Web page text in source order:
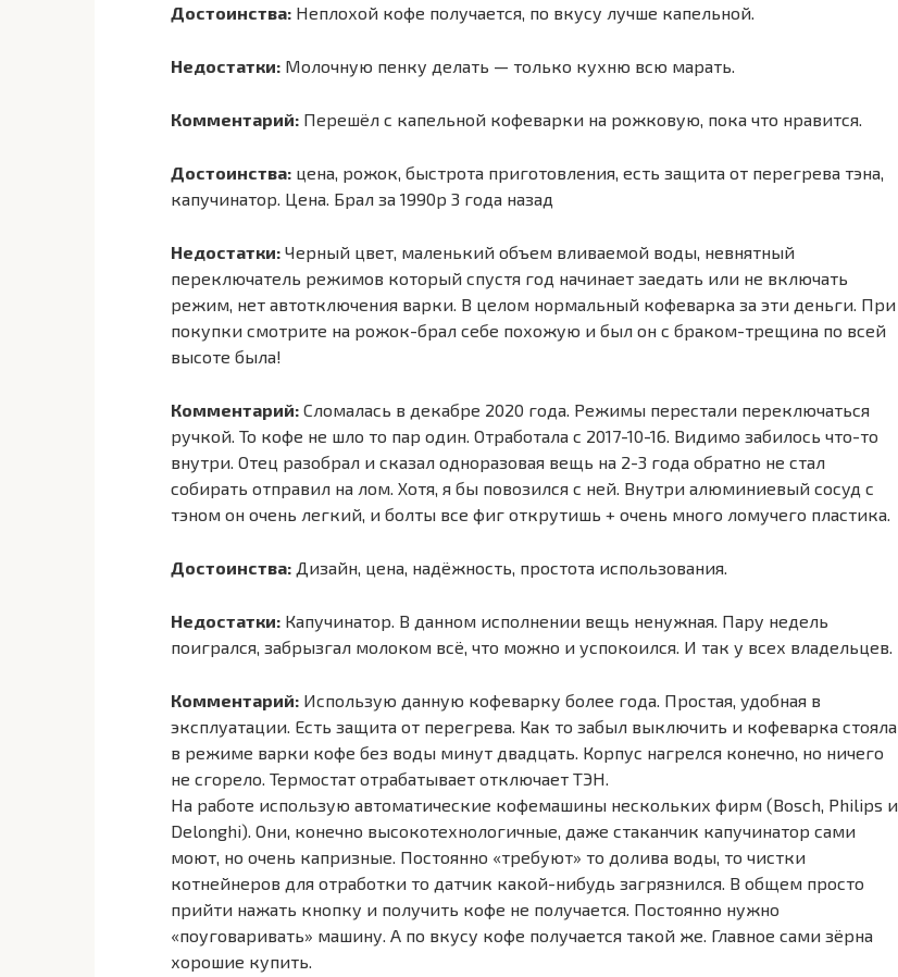
Достоинства: Неплохой кофе получается, по вкусу лучше капельной.
Недостатки: Молочную пенку делать — только кухню всю марать.
Комментарий: Перешёл с капельной кофеварки на рожковую, пока что нравится.
Достоинства: цена, рожок, быстрота приготовления, есть защита от перегрева тэна,
капучинатор. Цена. Брал за 1990р 3 года назад
Недостатки: Черный цвет, маленький объем вливаемой воды, невнятный
переключатель режимов который спустя год начинает заедать или не включать
режим, нет автотключения варки. В целом нормальный кофеварка за эти деньги. При
покупки смотрите на рожок-брал себе похожую и был он с браком-трещина по всей
высоте была!
Комментарий: Сломалась в декабре 2020 года. Режимы перестали переключаться
ручкой. То кофе не шло то пар один. Отработала с 2017-10-16. Видимо забилось что-то
внутри. Отец разобрал и сказал одноразовая вещь на 2-3 года обратно не стал
собирать отправил на лом. Хотя, я бы повозился с ней. Внутри алюминиевый сосуд с
тэном он очень легкий, и болты все фиг открутишь + очень много ломучего пластика.
Достоинства: Дизайн, цена, надёжность, простота использования.
Недостатки: Капучинатор. В данном исполнении вещь ненужная. Пару недель
поигрался, забрызгал молоком всё, что можно и успокоился. И так у всех владельцев.
Комментарий: Использую данную кофеварку более года. Простая, удобная в
эксплуатации. Есть защита от перегрева. Как то забыл выключить и кофеварка стояла
в режиме варки кофе без воды минут двадцать. Корпус нагрелся конечно, но ничего
не сгорело. Термостат отрабатывает отключает ТЭН.
На работе использую автоматические кофемашины нескольких фирм (Bosch, Philips и
Delonghi). Они, конечно высокотехнологичные, даже стаканчик капучинатор сами
моют, но очень капризные. Постоянно «требуют» то долива воды, то чистки
котнейнеров для отработки то датчик какой-нибудь загрязнился. В общем просто
прийти нажать кнопку и получить кофе не получается. Постоянно нужно
«поуговаривать» машину. А по вкусу кофе получается такой же. Главное сами зёрна
хорошие купить.